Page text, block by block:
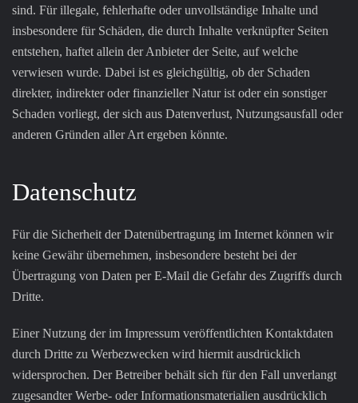
sind. Für illegale, fehlerhafte oder unvollständige Inhalte und
insbesondere für Schäden, die durch Inhalte verknüpfter Seiten
entstehen, haftet allein der Anbieter der Seite, auf welche
verwiesen wurde. Dabei ist es gleichgültig, ob der Schaden
direkter, indirekter oder finanzieller Natur ist oder ein sonstiger
Schaden vorliegt, der sich aus Datenverlust, Nutzungsausfall oder
anderen Gründen aller Art ergeben könnte.
Datenschutz
Für die Sicherheit der Datenübertragung im Internet können wir
keine Gewähr übernehmen, insbesondere besteht bei der
Übertragung von Daten per E-Mail die Gefahr des Zugriffs durch
Dritte.
Einer Nutzung der im Impressum veröffentlichten Kontaktdaten
durch Dritte zu Werbezwecken wird hiermit ausdrücklich
widersprochen. Der Betreiber behält sich für den Fall unverlangt
zugesandter Werbe- oder Informationsmaterialien ausdrücklich